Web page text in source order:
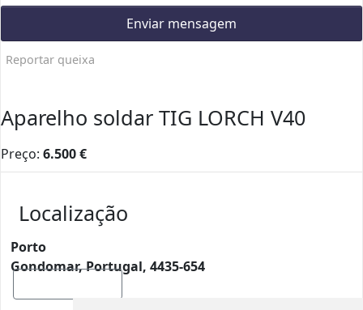
Enviar mensagem
Reportar queixa
Aparelho soldar TIG LORCH V40
Preço: 6.500€
Localização
Porto
Gondomar, Portugal, 4435-654